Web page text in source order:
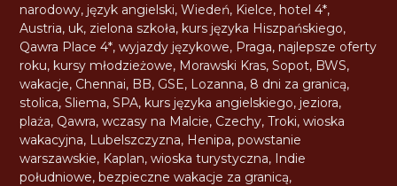
narodowy, język angielski,Wiedeń, Kielce, hotel 4*,
Austria, uk, zielona szkoła, kurs języka Hiszpańskiego,
Qawra Place 4*,wyjazdy językowe, Praga, najlepsze oferty
roku, kursy młodzieżowe, Morawski Kras,Sopot, BWS,
wakacje, Chennai, BB, GSE, Lozanna, 8 dni za granicą,
stolica,Sliema,SPA, kurs języka angielskiego, jeziora,
plaża, Qawra,wczasy na Malcie, Czechy,Troki,wioska
wakacyjna, Lubelszczyzna, Henipa,powstanie
warszawskie, Kaplan,wioska turystyczna, Indie
południowe,bezpieczne wakacje za granicą,